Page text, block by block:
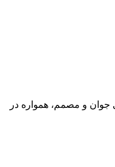
جوان و مصمم، همواره در